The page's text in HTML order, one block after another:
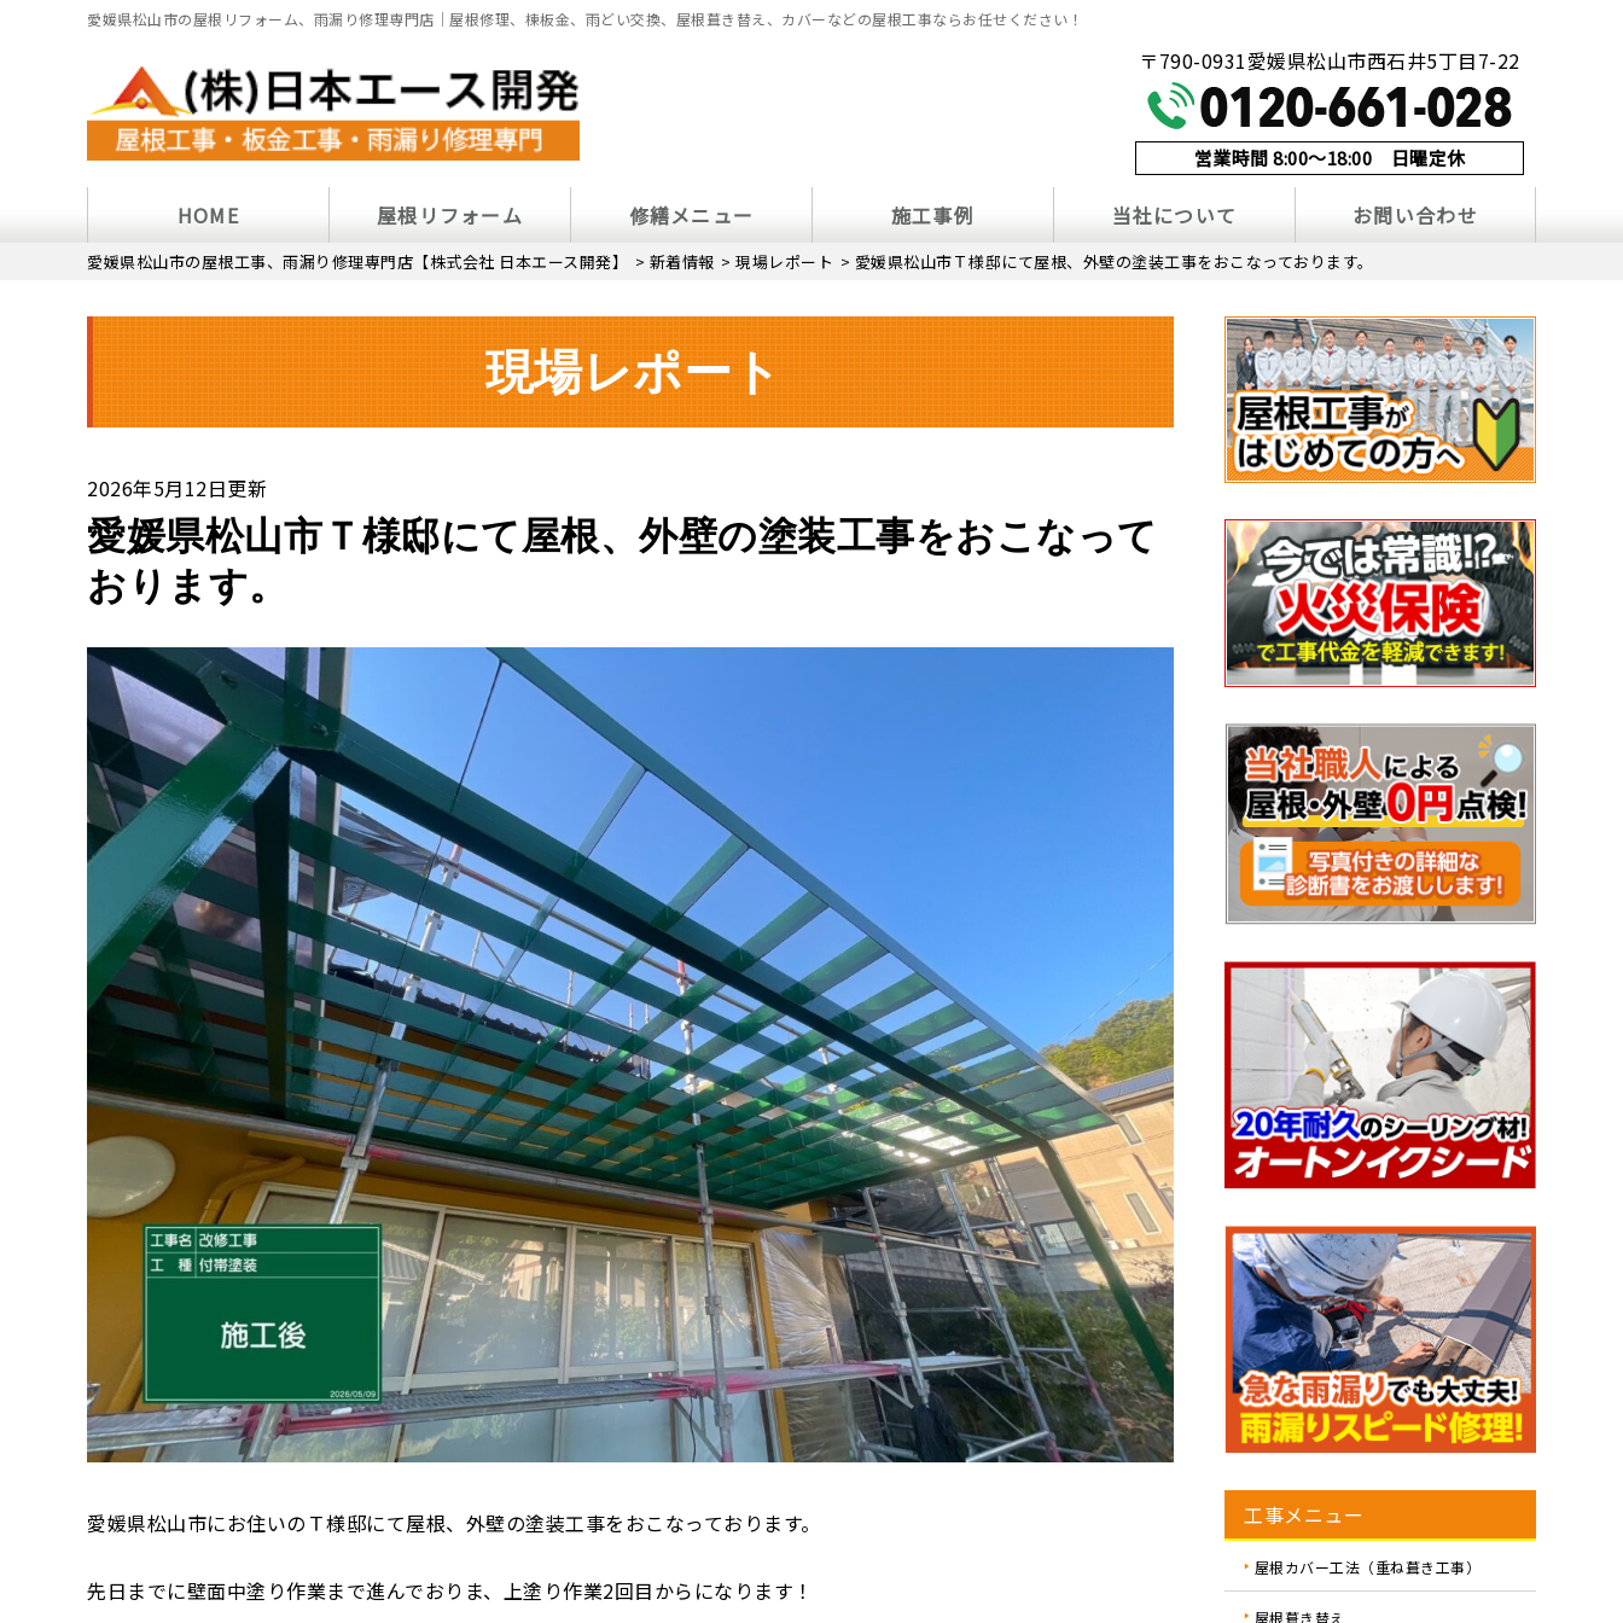
愛媛県松山市の屋根リフォーム、雨漏り修理専門店｜屋根修理、棟板金、雨どい交換、屋根葺き替え、カバーなどの屋根工事ならお任せください！
〒790-0931愛媛県松山市西石井5丁目7-22
営業時間 8:00～18:00 日曜定休
HOME 屋根リフォーム 修繕メニュー 施工事例 当社について お問い合わせ
愛媛県松山市の屋根工事、雨漏り修理専門店【株式会社 日本エース開発】 > 新着情報 > 現場レポート > 愛媛県松山市Ｔ様邸にて屋根、外壁の塗装工事をおこなっております。
現場レポート
2026年5月12日更新
愛媛県松山市Ｔ様邸にて屋根、外壁の塗装工事をおこなって
おります。
愛媛県松山市にお住いのＴ様邸にて屋根、外壁の塗装工事をおこなっております。
先日までに壁面中塗り作業まで進んでおりま、上塗り作業2回目からになります！
工事メニュー
屋根カバー工法（重ね葺き工事）
屋根葺き替え